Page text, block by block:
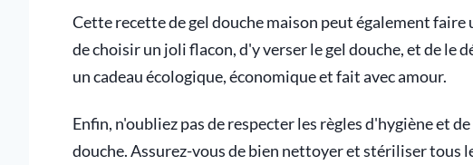
Cette recette de gel douche maison peut également
de choisir un joli flacon, d'y verser le gel douche, et de le
un cadeau écologique, économique et fait avec amour.
Enfin, n'oubliez pas de respecter les règles d'hygiène et
douche. Assurez-vous de bien nettoyer et stériliser tous